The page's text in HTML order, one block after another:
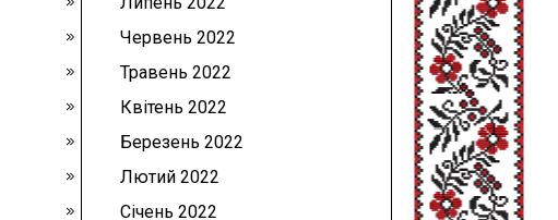
Червень 2022
Травень 2022
Квітень 2022
Березень 2022
Лютий 2022
Січень 2022